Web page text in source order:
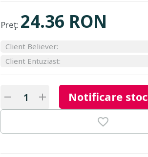
Preţ: 24.36 RON
Client Believer:
Client Entuziast:
Notificare stoc